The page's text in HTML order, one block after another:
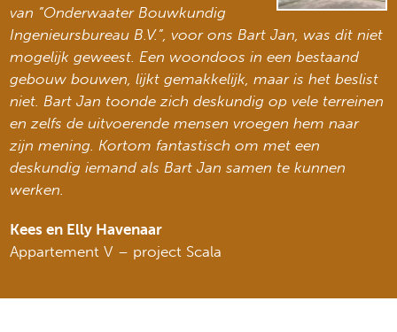
van ”Onderwaater Bouwkundig
Ingenieursbureau B.V.”, voor ons Bart Jan, was dit niet
mogelijk geweest. Een woondoos in een bestaand
gebouw bouwen, lijkt gemakkelijk, maar is het beslist
niet. Bart Jan toonde zich deskundig op vele terreinen
en zelfs de uitvoerende mensen vroegen hem naar
zijn mening. Kortom fantastisch om met een
deskundig iemand als Bart Jan samen te kunnen
werken.
Kees en Elly Havenaar
Appartement V – project Scala